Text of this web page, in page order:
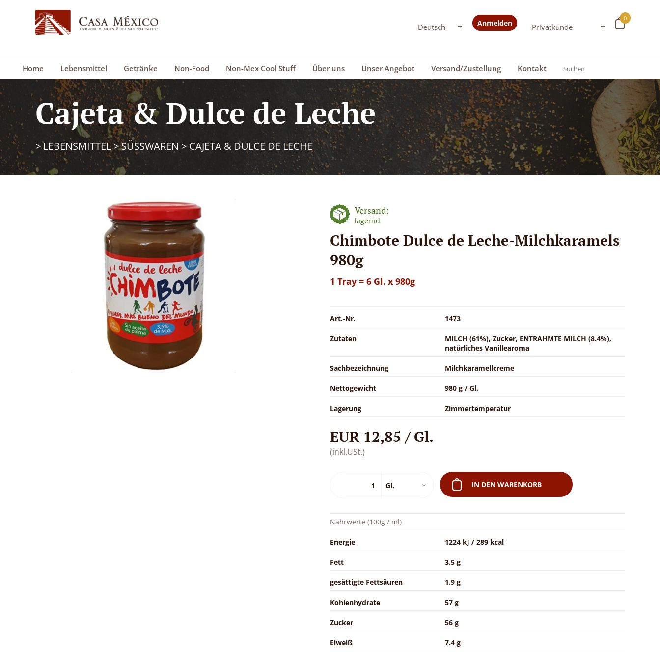
0
Anmelden
Home Lebensmittel Getränke Non-Food Non-Mex Cool Stuff Über uns Unser Angebot Versand/Zustellung Kontakt
Cajeta & Dulce de Leche
>LEBENSMITTEL>SÜSSWAREN >CAJETA & DULCE DE LECHE
Versand:
lagernd
Chimbote Dulce de Leche-Milchkaramels
980g
1 Tray = 6 Gl. x 980g
Art.-Nr. 1473
Zutaten
MILCH (61%), Zucker, ENTRAHMTE MILCH (8.4%),
natürliches Vanillearoma
Sachbezeichnung Milchkaramellcreme
Nettogewicht 980 g / Gl.
Lagerung Zimmertemperatur
EUR 12,85 / Gl.
(inkl.USt.)
IN DEN WARENKORB
Nährwerte (100g / ml)
Energie 1224 kJ / 289 kcal
Fett 3.5 g
gesättigte Fettsäuren 1.9 g
Kohlenhydrate 57 g
Zucker 56 g
Eiweiß 7.4 g